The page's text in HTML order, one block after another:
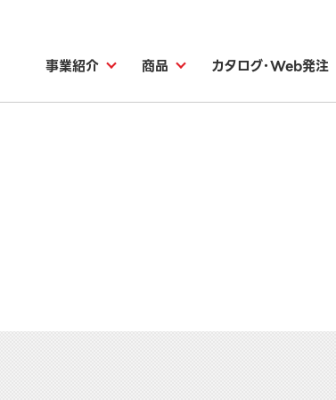
事業紹介 商品 カタログ・Web発注